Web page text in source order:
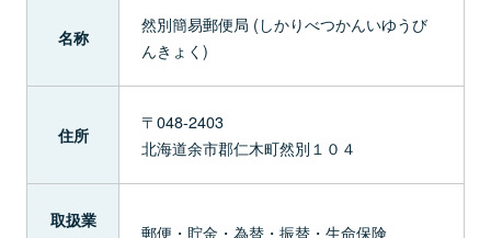
名称
然別簡易郵便局 (しかりべつかんいゆうび
んきょく)
住所
〒048-2403
北海道余市郡仁木町然別１０４
取扱業
郵便・貯金・為替・振替・生命保険